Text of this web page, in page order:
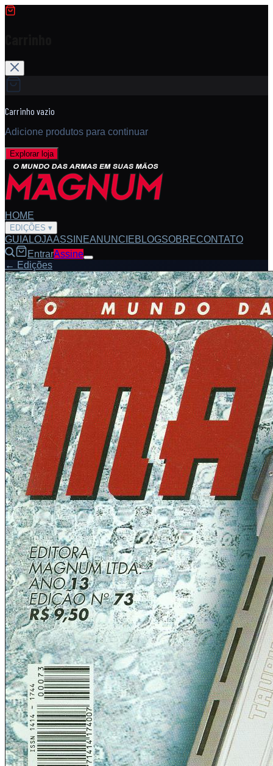
Carrinho vazio
Adicione produtos para continuar
Explorar loja
HOME
EDIÇÕES ▾
GUIA LOJAASSINEANUNCIEBLOGSOBRECONTATO
EntrarAssine
← Edições